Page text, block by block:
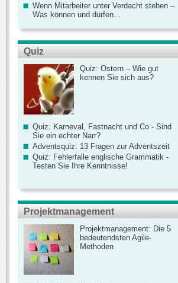
Wenn Mitarbeiter unter Verdacht stehen –
Was können und dürfen...
Quiz
Quiz: Ostern – Wie gut
kennen Sie sich aus?
Quiz: Karneval, Fastnacht und Co - Sind
Sie ein echter Narr?
Adventsquiz: 13 Fragen zur Adventszeit
Quiz: Fehlerfalle englische Grammatik -
Testen Sie Ihre Kenntnisse!
Projektmanagement
Projektmanagement: Die 5
bedeutendsten Agile-
Methoden